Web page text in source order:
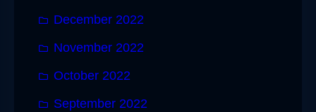
December 2022
November 2022
October 2022
September 2022